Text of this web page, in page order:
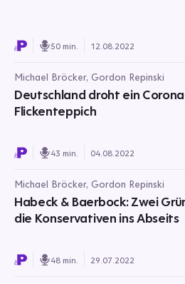
50 min. 12.08.2022
Michael Bröcker, Gordon Repinski
Deutschland droht ein
Flickenteppich
43 min. 04.08.2022
Michael Bröcker, Gordon Repinski
Habeck & Baerbock: Zwei
die Konservativen ins Abseits
48 min. 29.07.2022